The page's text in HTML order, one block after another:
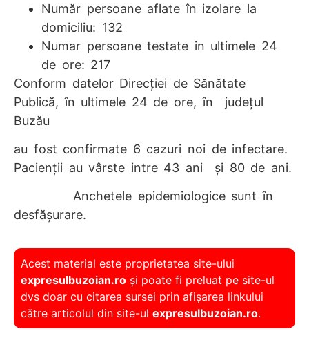
Număr persoane aflate în izolare la
domiciliu: 132
Numar persoane testate in ultimele 24
de ore: 217
Conform datelor Direcției de Sănătate
Publică, în ultimele 24 de ore, în județul
Buzău
au fost confirmate 6 cazuri noi de infectare.
Pacienții au vârste intre 43 ani și 80 de ani.
Anchetele epidemiologice sunt în
desfășurare.
Acest material este proprietatea site-ului
expresulbuzoian.ro și poate fi preluat pe site-ul
dvs doar cu citarea sursei prin afișarea linkului
către articolul din site-ul expresulbuzoian.ro.